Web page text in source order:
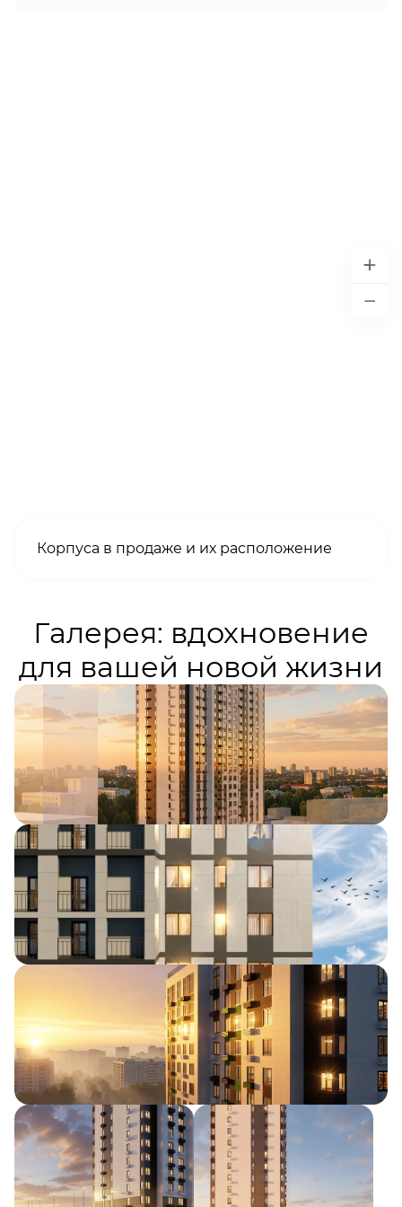
Корпуса в продаже и их расположение
Галерея: вдохновение
для вашей новой жизни